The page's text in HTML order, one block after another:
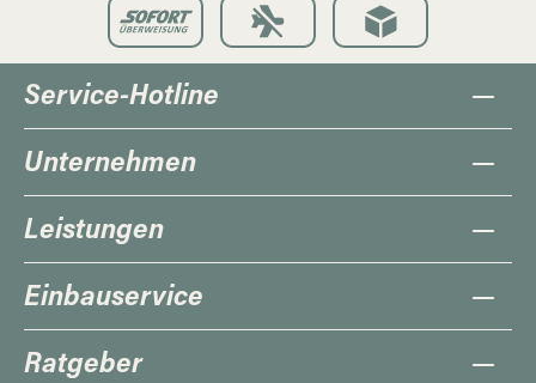
Service-Hotline
Unternehmen
Leistungen
Einbauservice
Ratgeber